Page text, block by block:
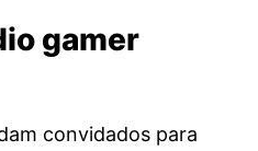
gamer
convidados para